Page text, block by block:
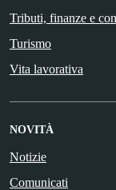
Tributi, finanze e
Turismo
Vita lavorativa
NOVITÀ
Notizie
Comunicati